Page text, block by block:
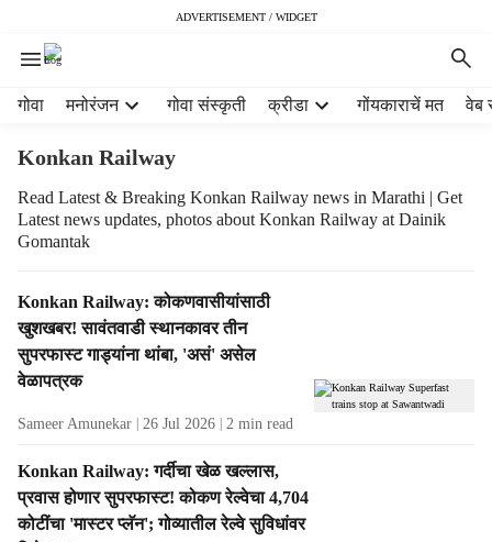
ADVERTISEMENT / WIDGET
गोवा मनोरंजन गोवा संस्कृती क्रीडा गोंयकाराचें मत वेब
Konkan Railway
Read Latest & Breaking Konkan Railway news in Marathi | Get
Latest news updates, photos about Konkan Railway at Dainik
Gomantak
T
a
g
R
s
l
t
s
Konkan Railway: कोकणवासीयांसाठी
खुशखबर! सावंतवाडी स्थानकावर तीन
सुपरफास्ट गाड्यांना थांबा, 'असं' असेल
वेळापत्रक
Sameer Amunekar 26 Jul 2026 2 min read
Konkan Railway: गर्दीचा खेळ खल्लास,
प्रवास होणार सुपरफास्ट! कोकण रेल्वेचा 4,704
कोटींचा 'मास्टर प्लॅन'; गोव्यातील रेल्वे सुविधांवर